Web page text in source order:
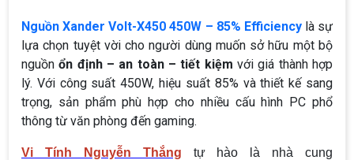
Nguồn Xander Volt-X450 450W – 85% Efficiencylà sự
lựa chọn tuyệt vời cho người dùng muốn sở hữu một bộ
nguồnổn định – an toàn – tiết kiệm với giá thành hợp
lý. Với công suất 450W, hiệu suất 85% và thiết kế sang
trọng, sản phẩm phù hợp cho nhiều cấu hình PC phổ
thông từ văn phòng đến gaming.
Vi Tính Nguyễn Thắng tự hào là nhà cung